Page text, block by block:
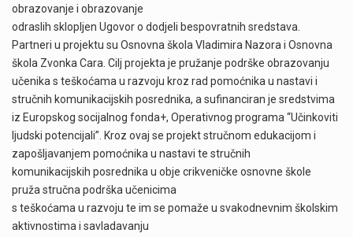
obrazovanje i obrazovanje
odraslih sklopljen Ugovor o dodjeli bespovratnih sredstava.
Partneri u projektu su Osnovna škola Vladimira Nazora i Osnovna
škola Zvonka Cara. Cilj projekta je pružanje podrške obrazovanju
učenika s teškoćama u razvoju kroz rad pomoćnika u nastavi i
stručnih komunikacijskih posrednika, a sufinanciran je sredstvima
iz Europskog socijalnog fonda+, Operativnog programa “Učinkoviti
ljudski potencijali”. Kroz ovaj se projekt stručnom edukacijom i
zapošljavanjem pomoćnika u nastavi te stručnih
komunikacijskih posrednika u obje crikveničke osnovne škole
pruža stručna podrška učenicima
s teškoćama u razvoju te im se pomaže u svakodnevnim školskim
aktivnostima i savladavanju